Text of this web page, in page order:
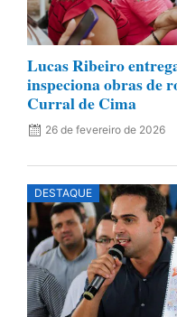
Lucas Ribeiro
inspeciona obras de
Curral de Cima
26 de fevereiro de 2026
DESTAQUE